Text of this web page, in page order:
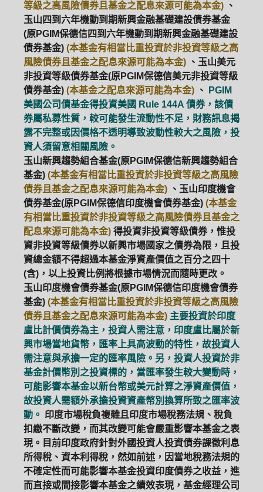
PGIM系列基金 168循環投資
定期(不)定額 高成長基金 月配息
等級之高風險債券且基金之配息來源可能為本金) 、
玉山四到六年機動到期新興金融基礎建設債券基金
(原PGIM保德信四到六年機動到期新興金融基礎建設
債券基金) (本基金有相當比重投資於非投資等級之高
風險債券且基金之配息來源可能為本金) 、玉山美元
非投資等級債券基金(原PGIM保德信美元非投資等級
債券基金) (本基金之配息來源可能為本金) 、
PGIM
美國公司債基金得投資美國 Rule 144A 債券，該債
券屬私募性質，較可能發生流動性不足，財務訊息揭
露不完整或因價格不透明導致波動性較大之風險，投
資人須留意相關風險。
玉山新興趨勢組合基金(原PGIM保德信新興趨勢組合
基金) (本基金有相當比重投資於非投資等級之高風險
債券且基金之配息來源可能為本金) 、玉山印度機會
債券基金(原PGIM保德信印度機會債券基金) (本基金
有相當比重投資於非投資等級之高風險債券且基金之
配息來源可能為本金) 得投資非投資等級債券，惟投
資非投資等級債券以新興市場國家之債券為限，且投
資總金額不得超過本基金淨資產價值之百分之四十
(含)，以上投資比例將根據市場情況而隨時更改。
玉山印度機會債券基金(原PGIM保德信印度機會債券
基金) (本基金有相當比重投資於非投資等級之高風險
債券且基金之配息來源可能為本金) 主要投資於印度
盧比計價債券為主，投資人需注意，印度盧比屬於新
興市場當地貨幣，匯率上具高波動的特性，故投資人
需注意與承擔一定的匯率風險。另，投資人投資於非
基金計價幣別之投資標的，當匯率發生較大變動時，
可能影響本基金以新台幣或美元計算之淨資產價值，
故投資人需額外承擔投資資產幣別換算所致之匯率波
動。 印度市場稅負複雜且印度市場稅務法規、稅負
扣繳不斷改變，而其改變可能會嚴重影響本基金之表
現。目前印度政府針對外國投資人投資債券課徵利息
所得稅、資本利得稅，然如前述，因當地稅務法規的
不確定性而可能影響本基金投資印度債券之收益，進
而直接或間接影響本基金之績效表現，基金經理公司